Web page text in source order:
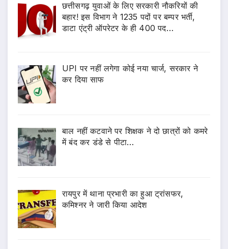
छत्तीसगढ़ युवाओं के लिए सरकारी नौकरियों की
बहार! इस विभाग ने 1235 पदों पर बम्पर भर्ती,
डाटा एंट्री ऑपरेटर के ही 400 पद…
UPI पर नहीं लगेगा कोई नया चार्ज, सरकार ने
कर दिया साफ
बाल नहीं कटवाने पर शिक्षक ने दो छात्रों को कमरे
में बंद कर डंडे से पीटा…
रायपुर में थाना प्रभारी का हुआ ट्रांसफर,
कमिश्नर ने जारी किया आदेश